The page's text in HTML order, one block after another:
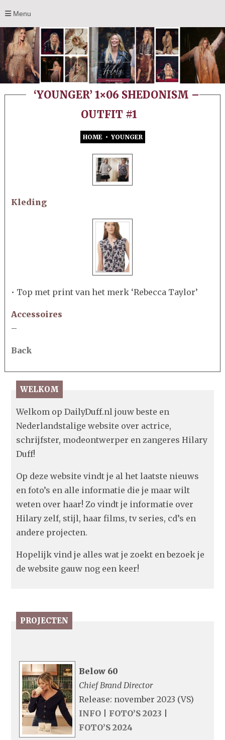
Menu
‘YOUNGER’ 1×06 SHEDONISM –
OUTFIT #1
HOME• YOUNGER
Kleding
• Top met print van het merk ‘Rebecca Taylor’
Accessoires
–
Back
WELKOM
Welkom op DailyDuff.nl jouw beste en
Nederlandstalige website over actrice,
schrijfster, modeontwerper en zangeres Hilary
Duff!
Op deze website vindt je al het laatste nieuws
en foto’s en alle informatie die je maar wilt
weten over haar! Zo vindt je informatie over
Hilary zelf, stijl, haar films, tv series, cd’s en
andere projecten.
Hopelijk vind je alles wat je zoekt en bezoek je
de website gauw nog een keer!
PROJECTEN
Below 60
Chief Brand Director
Release: november 2023 (VS)
INFO
FOTO’S 2023
FOTO’S 2024